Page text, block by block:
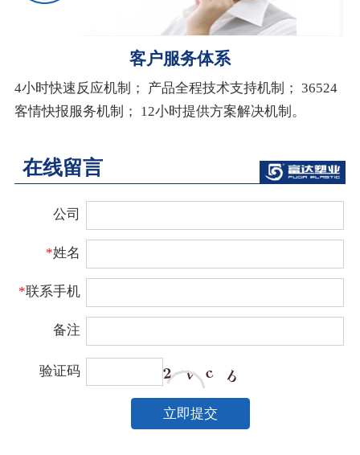
客户服务体系
4小时快速反应机制； 产品全程技术支持机制； 36524
客情快报服务机制； 12小时提供方案解决机制。
在线留言
公司
*姓名
*联系手机
备注
验证码